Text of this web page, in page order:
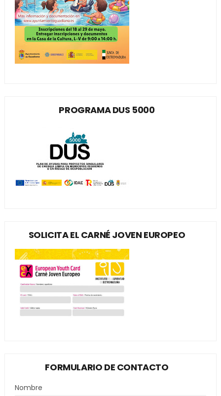
PROGRAMA DUS 5000
SOLICITA EL CARNÉ JOVEN EUROPEO
FORMULARIO DE CONTACTO
Nombre